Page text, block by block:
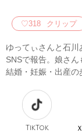
♡318 クリップ
ゆってぃさんと石
SNSで報告。娘さ
結婚・妊娠・出産の
TikTok